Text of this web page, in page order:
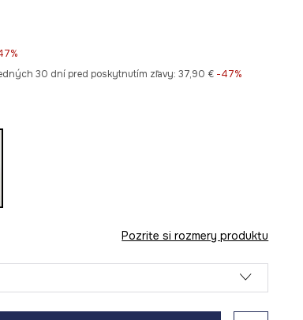
30 dní pred poskytnutím zľavy: 37,90 € -47%
Pozrite si rozmery produktu